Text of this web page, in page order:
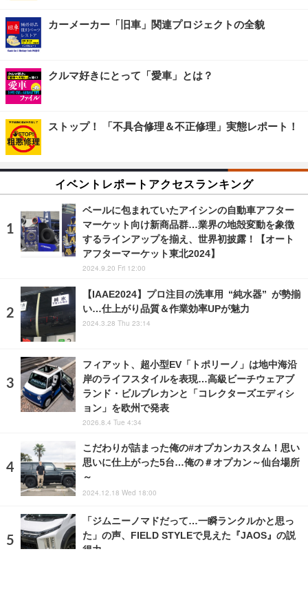
カーメーカー「旧車」関連プロジェクトの全貌
クルマ好きにとって「愛車」とは？
ストップ！ 「不具合修理＆不正修理」実態レポート！
イベントレポートアクセスランキング
ベールに包まれていたアイシンの自動車アフター
マーケット向け新商品群…業界の地殻変動を象徴
するラインアップを揃え、世界初披露！【オート
アフターマーケット東北2024】
2024.9.20 Fri 12:00
【IAAE2024】プロ注目の洗車用 “純水器” が勢揃
い…仕上がり品質＆作業効率UPが魅力
2024.3.28 Thu 23:14
フィアット、超小型EV「トポリーノ」は地中海沿
岸のライフスタイルを表現…高級ビーチウェアブ
ランド・ビルブレカンと「コレクターズエディシ
ョン」を欧州で発表
2026.8.4 Tue 4:34
こだわりが詰まった俺の#オプカンカスタム！思い
思いに仕上がった5台…俺の＃オプカン～仙台場所
～
2024.12.18 Wed 18:00
「ジムニーノマドだって…一瞬ランクルかと思っ
た」の声、FIELD STYLEで見えた『JAOS』の説
得力